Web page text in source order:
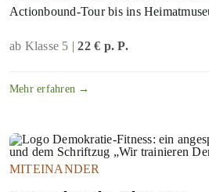
Actionbound-Tour bis ins
ab Klasse 5 | 22 € p. P.
Mehr erfahren →
MITEINANDER